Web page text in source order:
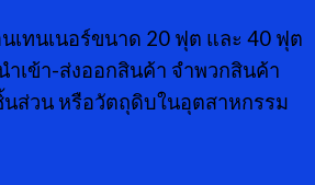
เทนเนอร์ขนาด 20 ฟุต และ 40 ฟุต
เข้า-ส่งออกสินค้า จำพวกสินค้า
นส่วน หรือวัตถุดิบในอุตสาหกรรม